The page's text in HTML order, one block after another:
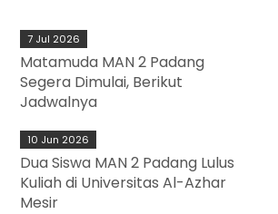
7 Jul 2026
Matamuda MAN 2 Padang
Segera Dimulai, Berikut
Jadwalnya
10 Jun 2026
Dua Siswa MAN 2 Padang Lulus
Kuliah di Universitas Al-Azhar
Mesir